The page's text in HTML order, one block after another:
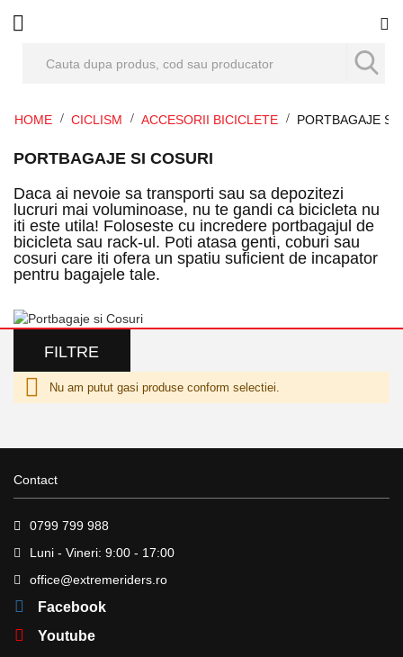
HOME CICLISM ACCESORII BICICLETE PORTBAGAJE SI
PORTBAGAJE SI COSURI
Daca ai nevoie sa transporti sau sa depozitezi
lucruri mai voluminoase, nu te gandi ca bicicleta nu
iti este utila! Foloseste cu incredere portbagajul de
bicicleta sau rack-ul. Poti atasa genti, coburi sau
cosuri care iti ofera un spatiu suficient de incapator
pentru bagajele tale.
Nu am putut gasi produse conform selectiei.
FILTRE
Contact
0799 799 988
Luni - Vineri: 9:00 - 17:00
office@extremeriders.ro
Facebook
Youtube